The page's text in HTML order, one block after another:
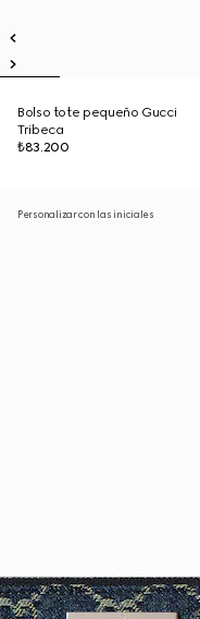
Bolso tote pequeño Gucci
Tribeca
₺83.200
Personalizar con las iniciales